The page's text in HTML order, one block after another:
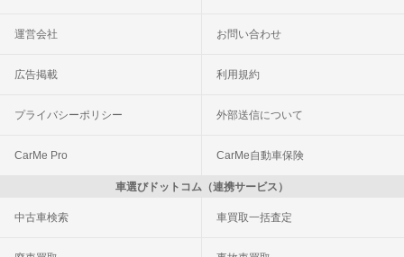
運営会社 お問い合わせ
広告掲載 利用規約
プライバシーポリシー 外部送信について
CarMe Pro CarMe自動車保険
車選びドットコム（連携サービス）
中古車検索 車買取一括査定